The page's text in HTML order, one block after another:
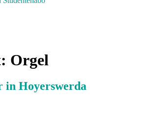
Orgel
in Hoyerswerda